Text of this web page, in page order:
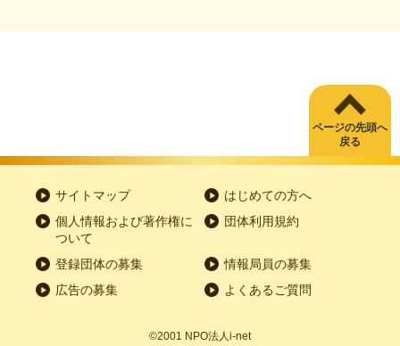
ページの先頭へ
戻る
サイトマップ
はじめての方へ
個人情報および著作権に
ついて
団体利用規約
登録団体の募集
情報局員の募集
広告の募集
よくあるご質問
©2001 NPO法人 i-net